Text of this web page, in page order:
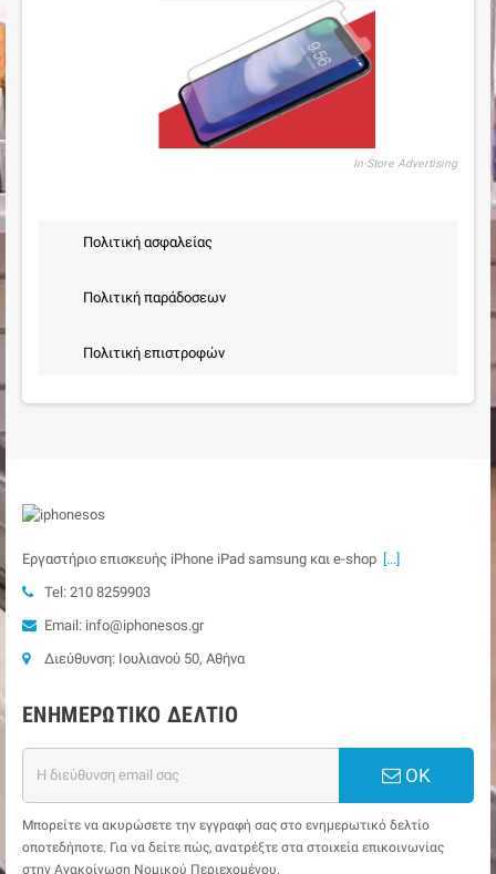
In-Store Advertising
Πολιτική ασφαλείας
Πολιτική παράδοσεων
Πολιτική επιστροφών
Εργαστήριο επισκευής iPhone iPad samsung και e-shop [...]
Tel: 210 8259903
Email: info@iphonesos.gr
Διεύθυνση: Ιουλιανού 50, Αθήνα
ΕΝΗΜΕΡΩΤΙΚΌ ΔΕΛΤΊΟ
ΟΚ
Μπορείτε να ακυρώσετε την εγγραφή σας στο ενημερωτικό δελτίο
οποτεδήποτε. Για να δείτε πώς, ανατρέξτε στα στοιχεία επικοινωνίας
στην Ανακοίνωση Νομικού Περιεχομένου.